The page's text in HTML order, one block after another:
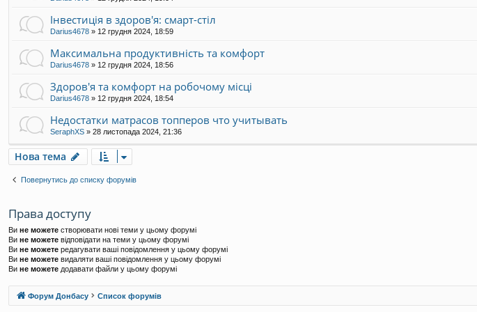
Інвестиція в здоров'я: смарт-стіл
Darius4678 » 12 грудня 2024, 18:59
Максимальна продуктивність та комфорт
Darius4678 » 12 грудня 2024, 18:56
Здоров'я та комфорт на робочому місці
Darius4678 » 12 грудня 2024, 18:54
Недостатки матрасов топперов что учитывать
SeraphXS » 28 листопада 2024, 21:36
Нова тема
Повернутись до списку форумів
Права доступу
Ви не можете створювати нові теми у цьому форумі
Ви не можете відповідати на теми у цьому форумі
Ви не можете редагувати ваші повідомлення у цьому форумі
Ви не можете видаляти ваші повідомлення у цьому форумі
Ви не можете додавати файли у цьому форумі
Форум Донбасу Список форумів